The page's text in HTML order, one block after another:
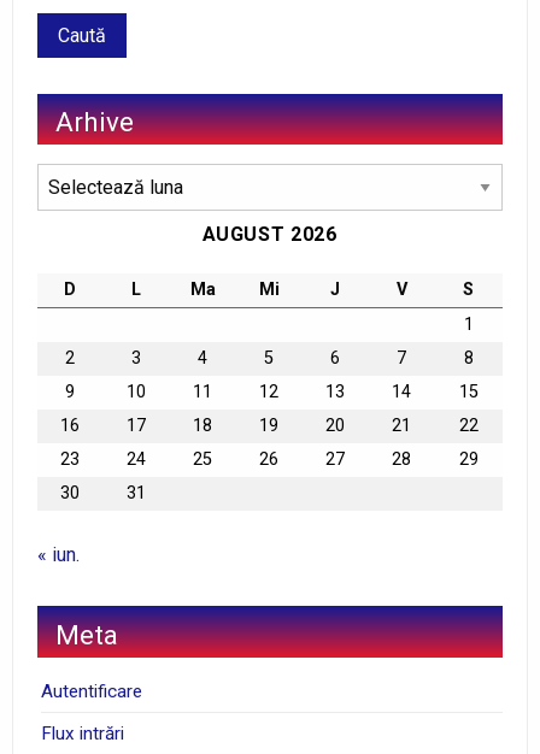
Arhive
Arhive
AUGUST 2026
D L Ma Mi J V
S
1
2
3 4 5 6 7
8
9
10 11 12 13 14
15
16
17 18 19 20 21
22
23
24 25 26 27 28
29
30
31
« iun.
Meta
Autentificare
Flux intrări